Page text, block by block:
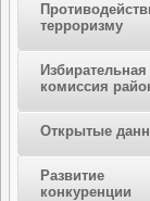
терроризму
Избирательная
комиссия
Открытые
Развитие
конкуренции